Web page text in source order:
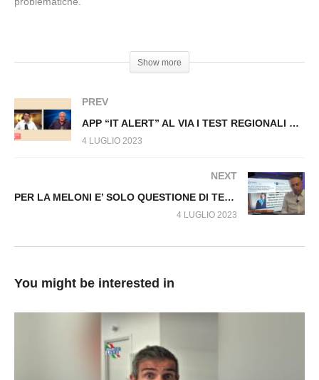
n.644.SP
Show more
PREV
APP “IT ALERT” AL VIA I TEST REGIONALI Fuori dal Virus n.645.SP
4 LUGLIO 2023
NEXT
PER LA MELONI E’ SOLO QUESTIONE DI TEMPO. Fuori dal Virus n.647.SP
4 LUGLIO 2023
You might be interested in